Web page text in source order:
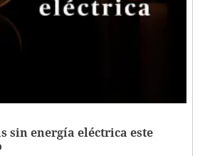
sin energía eléctrica este